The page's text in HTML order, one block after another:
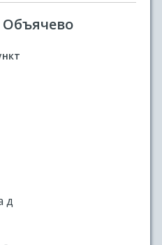
Объячево
д